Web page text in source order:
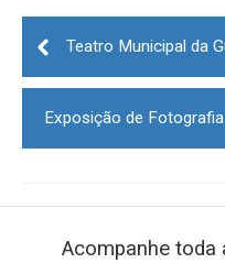
Post
navigation
Acompanhe toda